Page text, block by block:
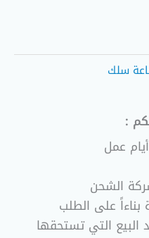
سلك
:
الشحن
على الطلب
التي تستحقها